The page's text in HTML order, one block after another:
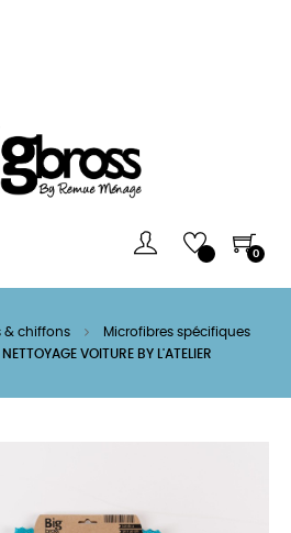
0
& chiffons
Microfibres spécifiques
VOITURE BY L'ATELIER